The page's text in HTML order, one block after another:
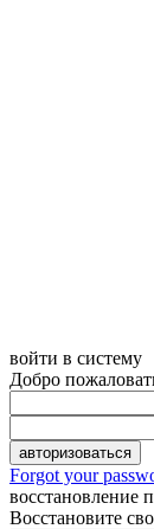
войти в систему
Добро
Forgot your
восстановление
Восстановите